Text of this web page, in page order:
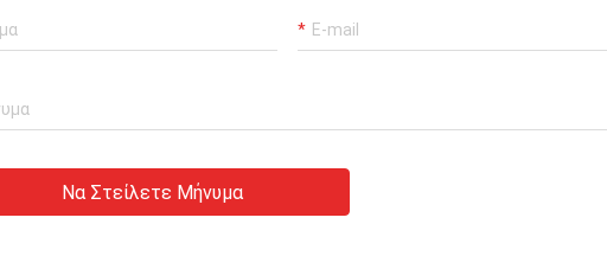
Να Στείλετε Μήνυμα